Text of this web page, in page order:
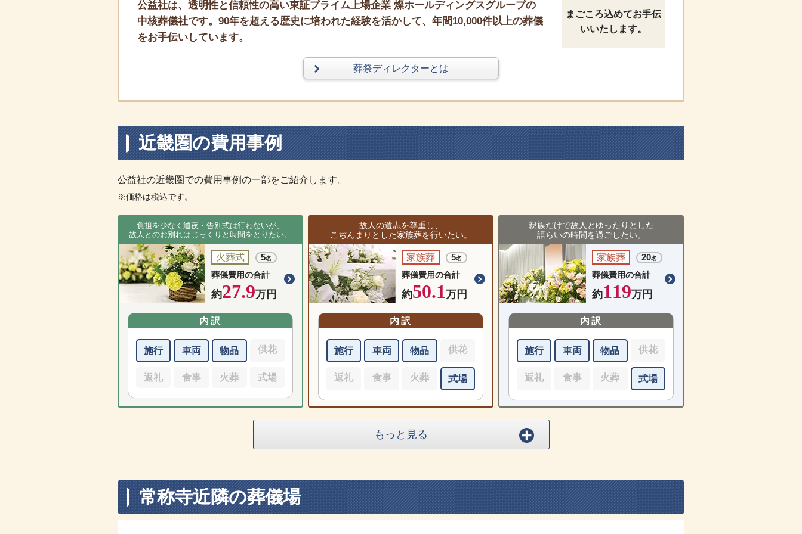
公益社は、透明性と信頼性の高い東証プライム上場企業 燦ホールディングスグループの
中核葬儀社です。90年を超える歴史に培われた経験を活かして、年間10,000件以上の葬儀
をお手伝いしています。
まごころ込めてお手伝
いいたします。
葬祭ディレクターとは
近畿圏の費用事例
公益社の近畿圏での費用事例の一部をご紹介します。
※価格は税込です。
負担を少なく通夜・告別式は行わないが、
故人とのお別れはじっくりと時間をとりたい。
火葬式 5名
葬儀費用の合計
約27.9万円
内訳
施行 車両 物品 供花
返礼 食事 火葬 式場
故人の遺志を尊重し、
こぢんまりとした家族葬を行いたい。
家族葬 5名
葬儀費用の合計
約50.1万円
内訳
施行 車両 物品 供花
返礼 食事 火葬 式場
親族だけで故人とゆったりとした
語らいの時間を過ごしたい。
家族葬 20名
葬儀費用の合計
約119万円
内訳
施行 車両 物品 供花
返礼 食事 火葬 式場
もっと見る
常称寺近隣の葬儀場